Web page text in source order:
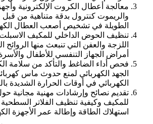
معالجة أعطال الكروت الإلكترونية
والريموت كنترول بدقة متناهية من قبل
الطويلة في تشخيص أصعب العطال
تنظيف الحوض الداخلي للمكيف
اللزجة والعفن التي تنبعث منها
أمراض الجهاز التنفسي للأطفال
فحص أداء الضاغط والتأكد من سلامة
الجهد الكهربائي لمنع حدوث ماس
الكهربائي في أوقات الحرارة الشديدة
تقديم نصائح وإرشادات مهنية مجانية
للمكيف وكيفية تنظيف الفلاتر السطحية
استهلاك الطاقة وإطالة عمر الأجهزة